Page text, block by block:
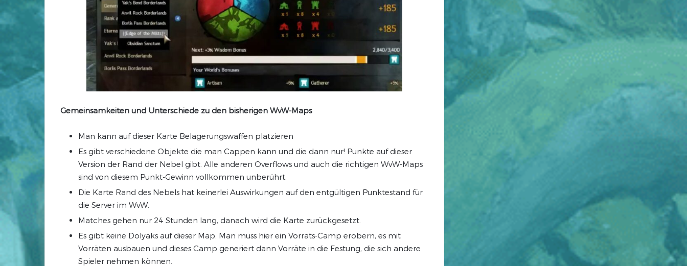
Gemeinsamkeiten und Unterschiede zu den bisherigen WvW-Maps
Man kann auf dieser Karte Belagerungswaffen platzieren
Es gibt verschiedene Objekte die man Cappen kann und die dann nur! Punkte auf dieser
Version der Rand der Nebel gibt. Alle anderen Overflows und auch die richtigen WvW-Maps
sind von diesem Punkt-Gewinn vollkommen unberührt.
Die Karte Rand des Nebels hat keinerlei Auswirkungen auf den entgültigen Punktestand für
die Server im WvW.
Matches gehen nur 24 Stunden lang, danach wird die Karte zurückgesetzt.
Es gibt keine Dolyaks auf dieser Map. Man muss hier ein Vorrats-Camp erobern, es mit
Vorräten ausbauen und dieses Camp generiert dann Vorräte in die Festung, die sich andere
Spieler nehmen können.